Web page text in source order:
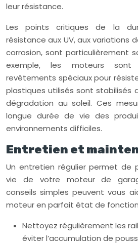
leur résistance.
Les points critiques de la
résistance aux UV, aux variations
corrosion, sont particulièrement
exemple, les moteurs
revêtements spéciaux pour
plastiques utilisés sont stabilisés
dégradation au soleil. Ces
longue durée de vie des
environnements difficiles.
Entretien et
Un entretien régulier permet de
vie de votre moteur de
conseils simples peuvent vous
moteur en parfait état de
Nettoyez régulièrement les
éviter l’accumulation de